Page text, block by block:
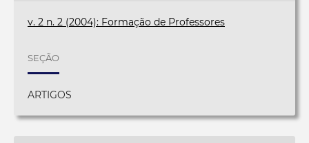
v. 2 n. 2 (2004): Formação de Professores
SEÇÃO
ARTIGOS